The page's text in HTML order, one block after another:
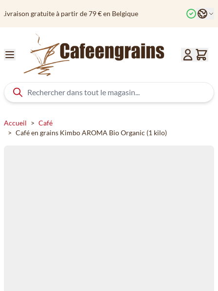
Commandé avant 12h? Expédié aujourd'hui
Accueil > Café
> Café en grains Kimbo AROMA Bio Organic (1 kilo)